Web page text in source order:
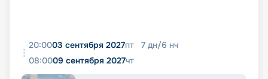
20:0003 сентября 2027пт 7 дн/6 нч
08:0009 сентября 2027чт